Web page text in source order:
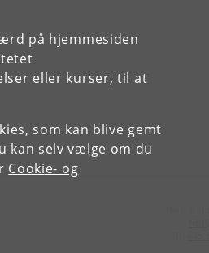
på hjemmesiden
eller kurser, til at
som kan blive gemt
kan selv vælge om du
Cookie- og